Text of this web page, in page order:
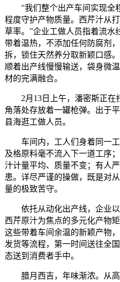
“我们整个出产车间实现全
程度守护产物质量。西芹汁从
草率。”企业工做人员指着流水
带着温热，不添加任何防腐剂
拆，锁住天然养分取新颖口感
顺着出产线慢慢输送，袋身微
材的完满融合。
2月13日上午，潘密斯正在
角落处存放着一罐枪弹。出于
县海逛工做人员。
车间内，工人们身着同一工
及格原料毫不流入下一道工序
汁计量平均、质量不变；有人
患。详尽严谨的操做，既是对
量的极致苦守。
依托从动化出产线，企业以
西芹原汁为焦点的多元化产物
这些带着车间余温的新颖产物
发货等流程，第一时间送往全
态送到消费者手中。
腊月西吉，年味渐浓。从高